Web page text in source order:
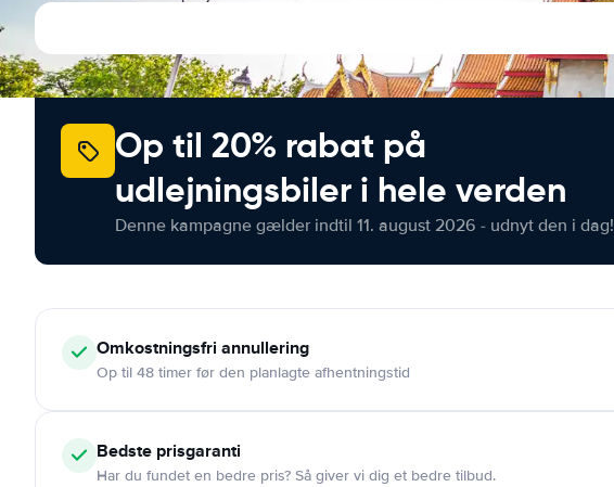
Op til 20% rabat på
udlejningsbiler i hele verden
Denne kampagne gælder indtil 11. august 2026 - udnyt den i dag!
Omkostningsfri annullering
Op til 48 timer før den planlagte afhentningstid
Bedste prisgaranti
Har du fundet en bedre pris? Så giver vi dig et bedre tilbud.